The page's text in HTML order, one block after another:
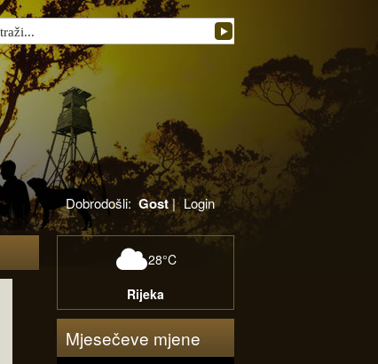
Dobrodošli:Gost| Login
28°C
Rijeka
Mjesečeve mjene